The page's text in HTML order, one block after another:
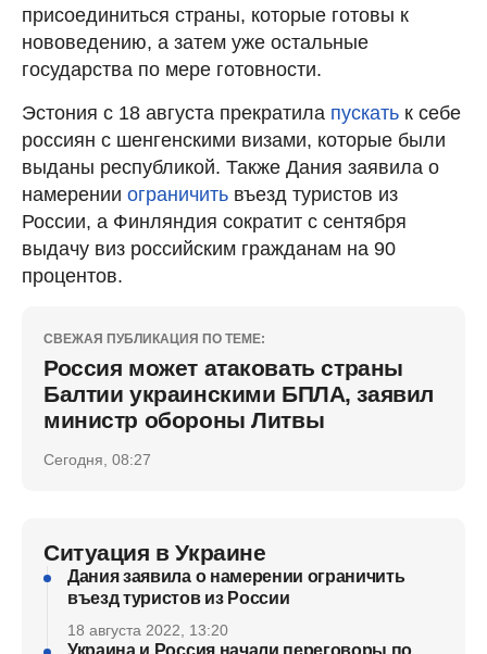
присоединиться страны, которые готовы к
нововедению, а затем уже остальные
государства по мере готовности.
Эстония с 18 августа прекратила пускать к себе
россиян с шенгенскими визами, которые были
выданы республикой. Также Дания заявила о
намерении ограничить въезд туристов из
России, а Финляндия сократит с сентября
выдачу виз российским гражданам на 90
процентов.
СВЕЖАЯ ПУБЛИКАЦИЯ ПО ТЕМЕ:
Россия может атаковать страны
Балтии украинскими БПЛА, заявил
министр обороны Литвы
Сегодня, 08:27
Ситуация в Украине
Дания заявила о намерении ограничить
въезд туристов из России
18 августа 2022, 13:20
Украина и Россия начали переговоры по